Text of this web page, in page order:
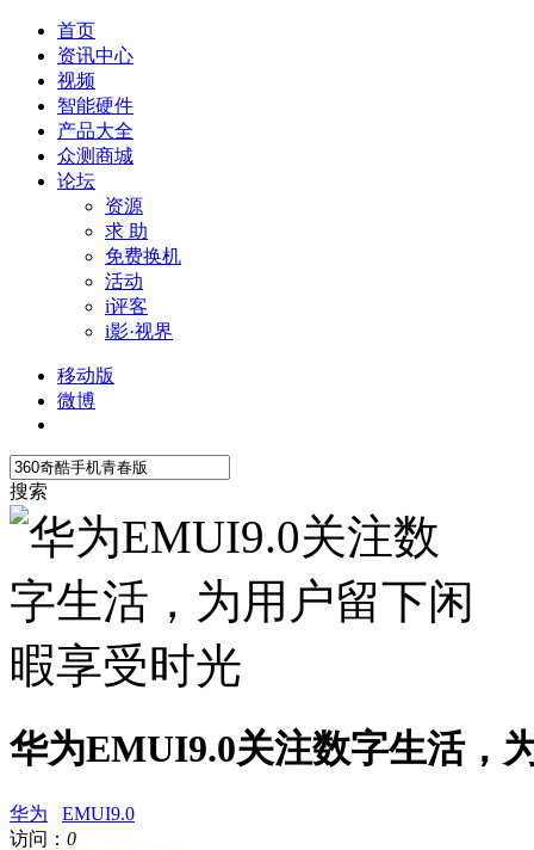
首页
资讯中心
视频
智能硬件
产品大全
众测商城
论坛
资源
求 助
免费换机
活动
i评客
i影·视界
移动版
微博
搜索
华为EMUI9.0关注数字生活，
华为
EMUI9.0
访问： 0